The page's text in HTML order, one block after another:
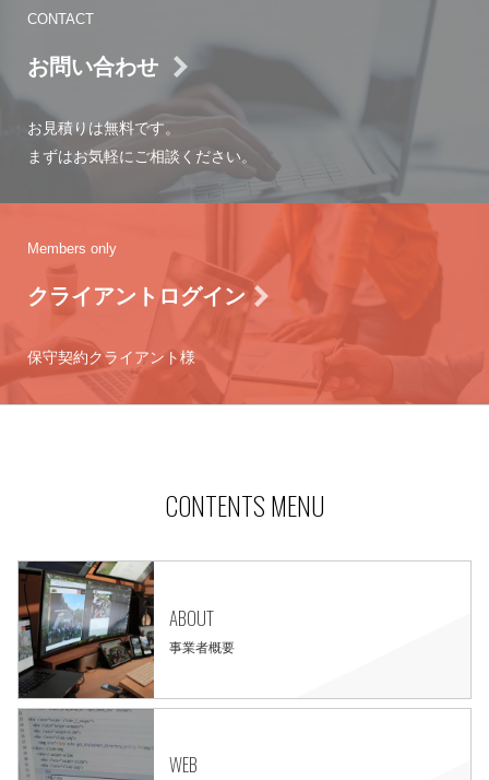
CONTACT
お問い合わせ
お見積りは無料です。
まずはお気軽にご相談ください。
Members only
クライアントログイン
保守契約クライアント様
CONTENTS MENU
ABOUT
事業者概要
WEB